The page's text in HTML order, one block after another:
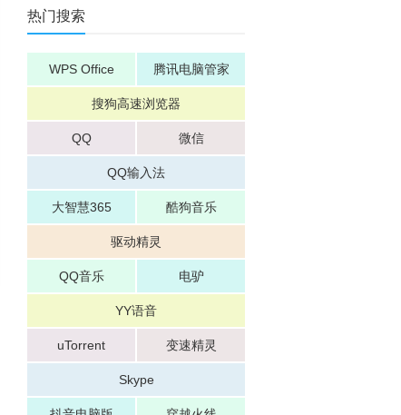
热门搜索
WPS Office 腾讯电脑管家
搜狗高速浏览器
QQ 微信
QQ输入法
大智慧365 酷狗音乐
驱动精灵
QQ音乐 电驴
YY语音
uTorrent 变速精灵
Skype